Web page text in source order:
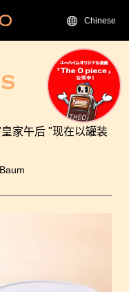
Chinese
家午后 "现在以罐装